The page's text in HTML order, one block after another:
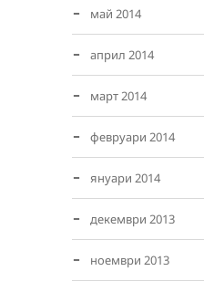
май 2014
април 2014
март 2014
февруари 2014
януари 2014
декември 2013
ноември 2013